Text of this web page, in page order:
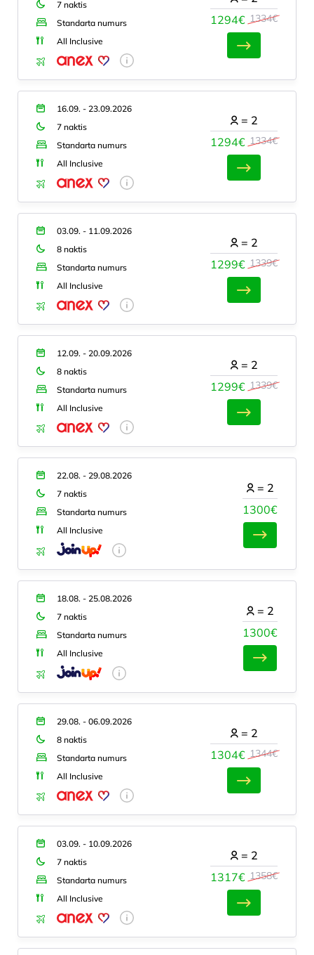
7 naktis
Standarta numurs
All Inclusive
1294€ 1334€
16.09. - 23.09.2026
7 naktis
Standarta numurs
All Inclusive
1294€ 1334€
= 2
03.09. - 11.09.2026
8 naktis
Standarta numurs
All Inclusive
1299€ 1339€
= 2
12.09. - 20.09.2026
8 naktis
Standarta numurs
All Inclusive
1299€ 1339€
= 2
22.08. - 29.08.2026
7 naktis
Standarta numurs
All Inclusive
1300€
= 2
18.08. - 25.08.2026
7 naktis
Standarta numurs
All Inclusive
1300€
= 2
29.08. - 06.09.2026
8 naktis
Standarta numurs
All Inclusive
1304€ 1344€
= 2
03.09. - 10.09.2026
7 naktis
Standarta numurs
All Inclusive
1317€ 1358€
= 2